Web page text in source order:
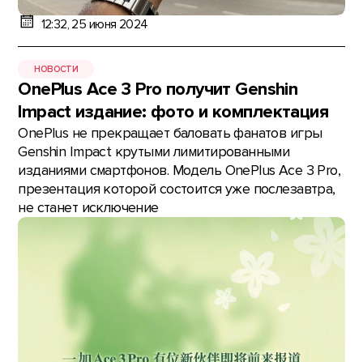
12:32, 25 июня 2024
НОВОСТИ
OnePlus Ace 3 Pro получит Genshin
Impact издание: фото и комплектация
OnePlus не прекращает баловать фанатов игры
Genshin Impact крутыми лимитированными
изданиями смартфонов. Модель OnePlus Ace 3 Pro,
презентация которой состоится уже послезавтра,
не станет исключение